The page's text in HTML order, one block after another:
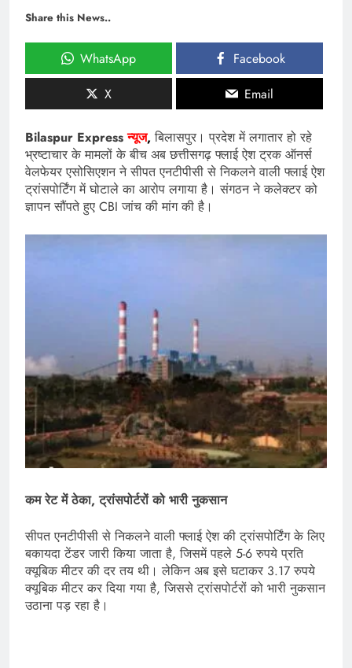
Share this News..
WhatsApp
Facebook
X
Email
Bilaspur Express न्यूज, बिलासपुर। प्रदेश में लगातार हो रहे
भ्रष्टाचार के मामलों के बीच अब छत्तीसगढ़ फ्लाई ऐश ट्रक ऑनर्स
वेलफेयर एसोसिएशन ने सीपत एनटीपीसी से निकलने वाली फ्लाई ऐश
ट्रांसपोर्टिंग में घोटाले का आरोप लगाया है। संगठन ने कलेक्टर को
ज्ञापन सौंपते हुए CBI जांच की मांग की है।
कम रेट में ठेका, ट्रांसपोर्टरों को भारी नुकसान
सीपत एनटीपीसी से निकलने वाली फ्लाई ऐश की ट्रांसपोर्टिंग के लिए
बकायदा टेंडर जारी किया जाता है, जिसमें पहले 5-6 रुपये प्रति
क्यूबिक मीटर की दर तय थी। लेकिन अब इसे घटाकर 3.17 रुपये
क्यूबिक मीटर कर दिया गया है, जिससे ट्रांसपोर्टरों को भारी नुकसान
उठाना पड़ रहा है।